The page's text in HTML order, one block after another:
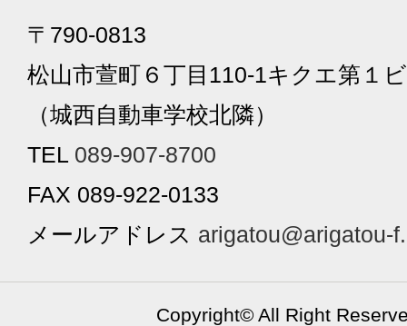
〒790-0813
松山市萱町６丁目110-1キクエ第１
（城西自動車学校北隣）
TEL 089-907-8700
FAX 089-922-0133
メールアドレス arigatou@arigatou-
Copyright© All Right